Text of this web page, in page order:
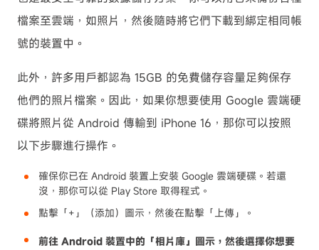
檔案至雲端，如照片，然後隨時將它們下載到綁定相同帳
號的裝置中。
此外，許多用戶都認為 15GB 的免費儲存容量足夠保存
他們的照片檔案。因此，如果你想要使用 Google 雲端硬
碟將照片從 Android 傳輸到 iPhone 16，那你可以按照
以下步驟進行操作。
確保你已在 Android 裝置上安裝 Google 雲端硬碟。若還
沒，那你可以從 Play Store 取得程式。
點擊「+」（添加）圖示，然後在點擊「上傳」。
前往 Android 裝置中的「相片庫」圖示，然後選擇你想要